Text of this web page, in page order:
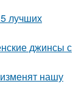
лучших
джинсы с
нашу